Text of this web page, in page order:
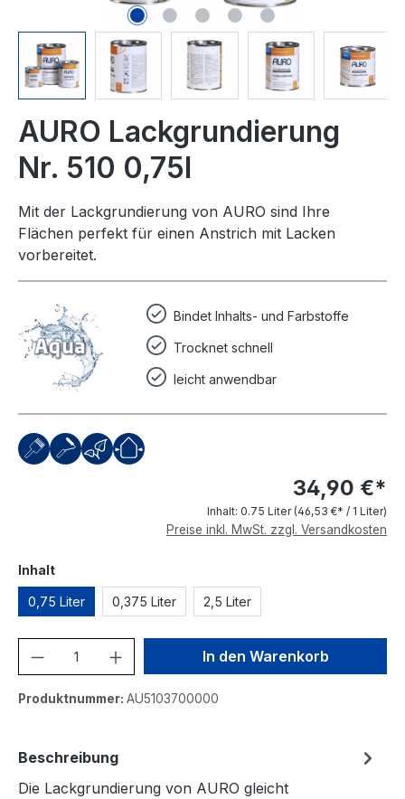
AURO Lackgrundierung
Nr. 510 0,75l
Mit der Lackgrundierung von AURO sind Ihre
Flächen perfekt für einen Anstrich mit Lacken
vorbereitet.
Bindet Inhalts- und Farbstoffe
Trocknet schnell
leicht anwendbar
34,90 €*
Inhalt: 0.75 Liter (46,53 €* / 1 Liter)
Preise inkl. MwSt. zzgl. Versandkosten
Inhaltauswählen
0,75 Liter 0,375 Liter 2,5 Liter
Produkt Anzahl: Gib denIn den Warenkorb
Produktnummer: AU5103700000
Beschreibung
Die Lackgrundierung von AURO gleicht